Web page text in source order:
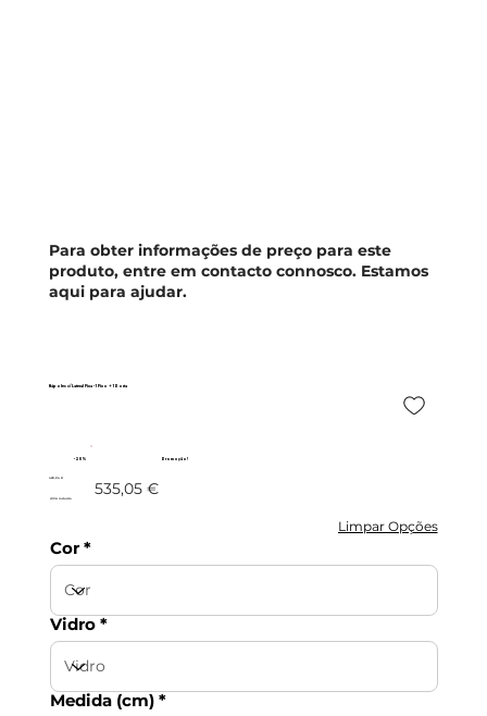
Nápoles c/ Lateral Fixa - 1 Fixo + 1 Porta
Promoção!
- 20%
428,04 € 535,05 €
c/IVA incluído
Limpar Opções
Cor
Vidro
Medida (cm)
Para obter informações de preço para este
produto, entre em contacto connosco. Estamos
aqui para ajudar.